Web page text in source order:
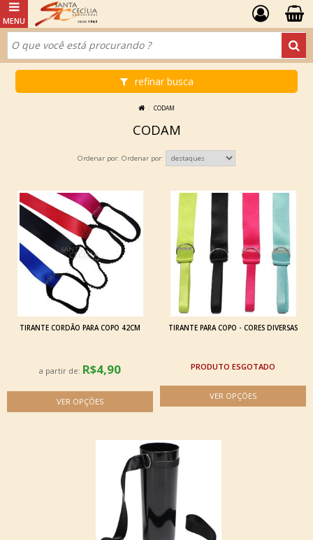
refinar busca
CODAM
CODAM
Ordenar por:
TIRANTE CORDÃO PARA COPO 42CM
a partir de: R$4,90
TIRANTE PARA COPO - CORES DIVERSAS
ESGOTADO